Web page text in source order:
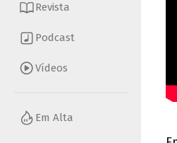
Revista
Podcast
Vídeos
Em Alta